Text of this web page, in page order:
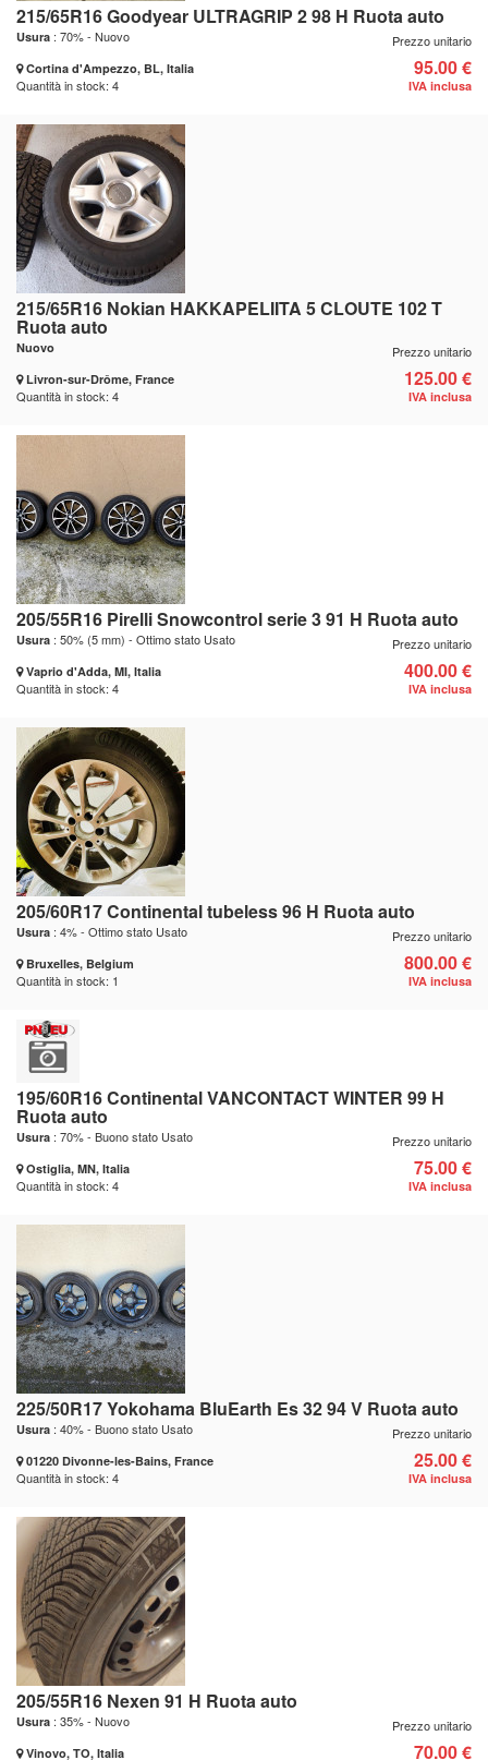
215/65R16 Goodyear ULTRAGRIP 2 98 H Ruota auto
Usura : 70% - Nuovo
Cortina d'Ampezzo, BL, Italia
Quantità in stock: 4
Prezzo unitario
95.00 €
IVA inclusa
215/65R16 Nokian HAKKAPELIITA 5 CLOUTE 102 T
Ruota auto
Nuovo
Livron-sur-Drôme, France
Quantità in stock: 4
Prezzo unitario
125.00 €
IVA inclusa
205/55R16 Pirelli Snowcontrol serie 3 91 H Ruota auto
Usura : 50% (5 mm) - Ottimo stato Usato
Vaprio d'Adda, MI, Italia
Quantità in stock: 4
Prezzo unitario
400.00 €
IVA inclusa
205/60R17 Continental tubeless 96 H Ruota auto
Usura : 4% - Ottimo stato Usato
Bruxelles, Belgium
Quantità in stock: 1
Prezzo unitario
800.00 €
IVA inclusa
195/60R16 Continental VANCONTACT WINTER 99 H
Ruota auto
Usura : 70% - Buono stato Usato
Ostiglia, MN, Italia
Quantità in stock: 4
Prezzo unitario
75.00 €
IVA inclusa
225/50R17 Yokohama BluEarth Es 32 94 V Ruota auto
Usura : 40% - Buono stato Usato
01220 Divonne-les-Bains, France
Quantità in stock: 4
Prezzo unitario
25.00 €
IVA inclusa
205/55R16 Nexen 91 H Ruota auto
Usura : 35% - Nuovo
Vinovo, TO, Italia
Prezzo unitario
70.00 €